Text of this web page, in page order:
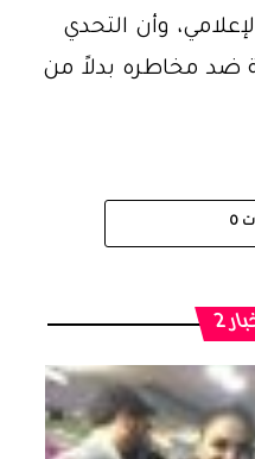
وأن التحدي
ضد مخاطره بدلاً من
0
2